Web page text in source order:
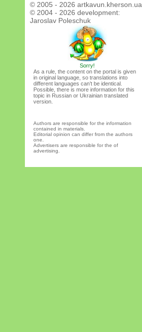
© 2005 - 2026 artkavun.kherson.ua
© 2004 - 2026 development:
Jaroslav Poleschuk
Sorry!
As a rule, the content on the portal is given
in original language, so translations into
different languages can’t be identical.
Possible, there is more information for this
topic in Russian or Ukrainian translated
version.
Authors are responsible for the information
contained in materials.
Editorial opinion can differ from the authors
one.
Advertisers are responsible for the of
advertising.